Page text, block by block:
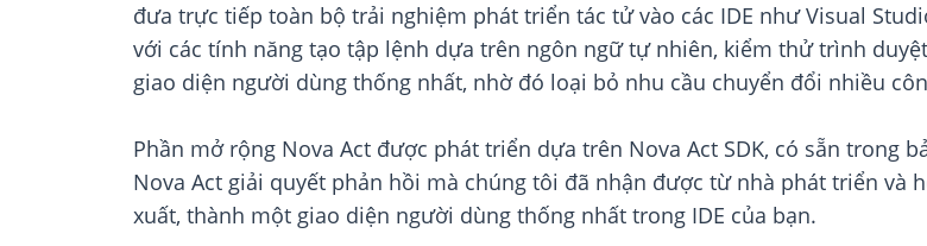
đưa trực tiếp toàn bộ trải nghiệm phát triển tác tử vào các IDE như Visual
với các tính năng tạo tập lệnh dựa trên ngôn ngữ tự nhiên, kiểm thử trình
giao diện người dùng thống nhất, nhờ đó loại bỏ nhu cầu chuyển đổi nhiều
Phần mở rộng Nova Act được phát triển dựa trên Nova Act SDK, có sẵn trong
Nova Act giải quyết phản hồi mà chúng tôi đã nhận được từ nhà phát triển và
xuất, thành một giao diện người dùng thống nhất trong IDE của bạn.